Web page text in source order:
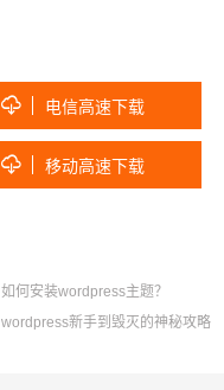
 电信高速下载
 移动高速下载
如何安装wordpress主题？
wordpress新手到毁灭的神秘攻略